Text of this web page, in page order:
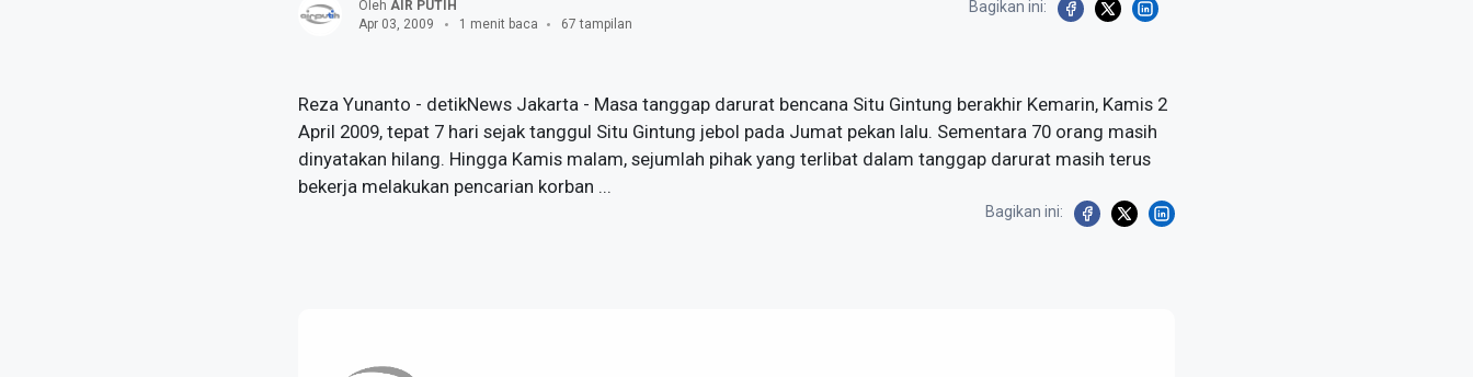
Oleh AIR PUTIH
Apr 03, 2009
1 menit baca 67 tampilan
Bagikan ini:
Reza Yunanto - detikNews Jakarta - Masa tanggap darurat bencana Situ Gintung berakhir Kemarin, Kamis 2
April 2009, tepat 7 hari sejak tanggul Situ Gintung jebol pada Jumat pekan lalu. Sementara 70 orang masih
dinyatakan hilang. Hingga Kamis malam, sejumlah pihak yang terlibat dalam tanggap darurat masih terus
bekerja melakukan pencarian korban ...
Bagikan ini: